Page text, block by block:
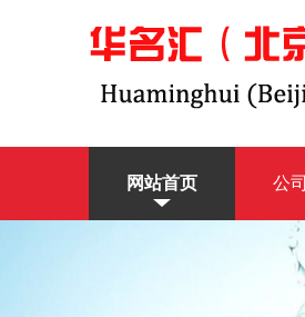
网站首页 公